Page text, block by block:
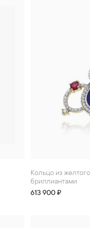
Кольцо из желтого золота с рубином и
бриллиантами
613 900 ₽